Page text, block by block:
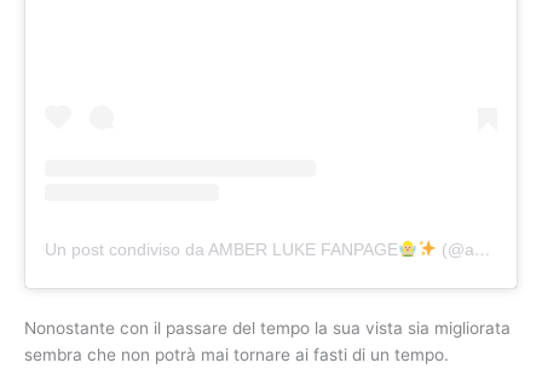
Un post condiviso da AMBER LUKE FANPAGE (@ambslukefanpage)
Nonostante con il passare del tempo la sua vista sia migliorata
sembra che non potrà mai tornare ai fasti di un tempo.